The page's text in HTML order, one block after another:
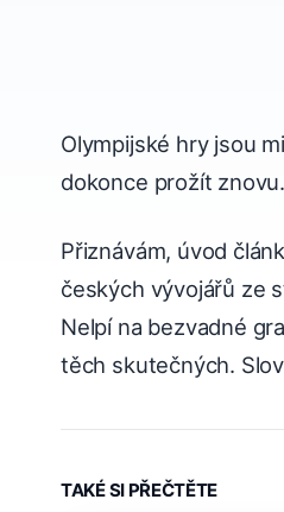
Olympijské hry jsou
dokonce prožít znovu.
Přiznávám, úvod
českých vývojářů ze
Nelpí na bezvadné
těch skutečných.
TAKÉ SI PŘEČTĚTE